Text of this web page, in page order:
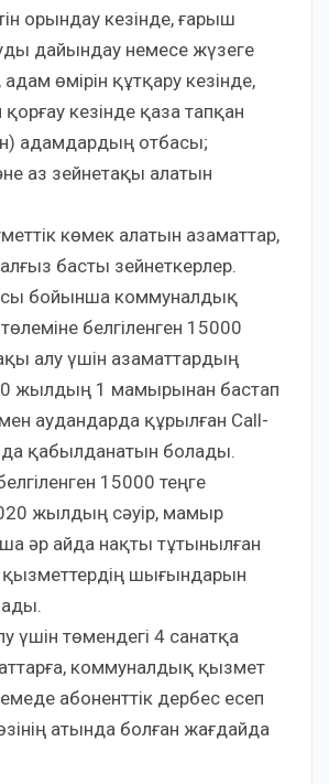
орындау кезінде, ғарыш
дайындау немесе жүзеге
өмірін құтқару кезінде,
қорғау кезінде қаза тапқан
адамдардың отбасы;
аз зейнетақы алатын
көмек алатын азаматтар,
басты зейнеткерлер.
бойынша коммуналдық
белгіленген 15000
алу үшін азаматтардың
жылдың 1 мамырынан бастап
аудандарда құрылған Сall-
қабылданатын болады.
15000 теңге
жылдың сәуір, мамыр
әр айда нақты тұтынылған
шығындарын
үшін төмендегі 4 санатқа
коммуналдық қызмет
абоненттік дербес есеп
атында болған жағдайда